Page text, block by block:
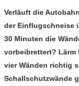
Verläuft die
der Einflugschneise
30 Minuten die
vorbeibrettert? Lärm
vier Wänden richtig
Schallschutzwände